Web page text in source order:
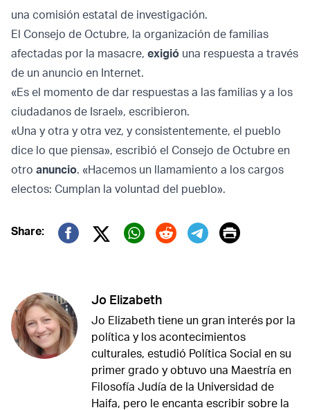
una comisión estatal de investigación.
El Consejo de Octubre, la organización de familias
afectadas por la masacre, exigió una respuesta a través
de un anuncio en Internet.
«Es el momento de dar respuestas a las familias y a los
ciudadanos de Israel», escribieron.
«Una y otra y otra vez, y consistentemente, el pueblo
dice lo que piensa», escribió el Consejo de Octubre en
otro anuncio. «Hacemos un llamamiento a los cargos
electos: Cumplan la voluntad del pueblo».
Share:
Twitter (X)
Print
Jo Elizabeth
Jo Elizabeth tiene un gran interés por la
política y los acontecimientos
culturales, estudió Política Social en su
primer grado y obtuvo una Maestría en
Filosofía Judía de la Universidad de
Haifa, pero le encanta escribir sobre la